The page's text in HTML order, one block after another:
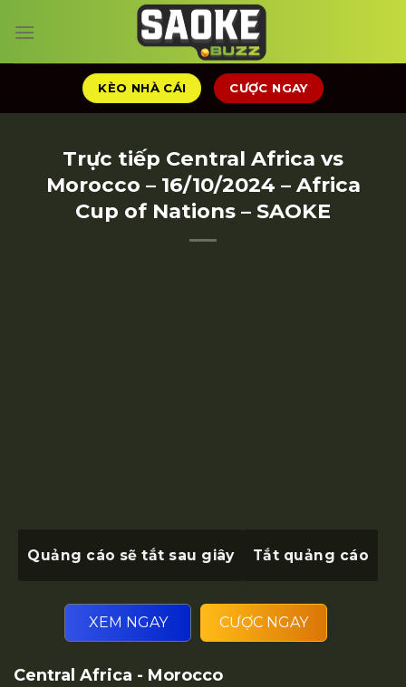
đến
KÈO NHÀ CÁI CƯỢC NGAY
Trực tiếp Central Africa vs
Morocco – 16/10/2024 – Africa
Cup of Nations – SAOKE
Quảng cáo sẽ tắt sau giây Tắt quảng cáo
XEM NGAY CƯỢC NGAY
Central Africa - Morocco